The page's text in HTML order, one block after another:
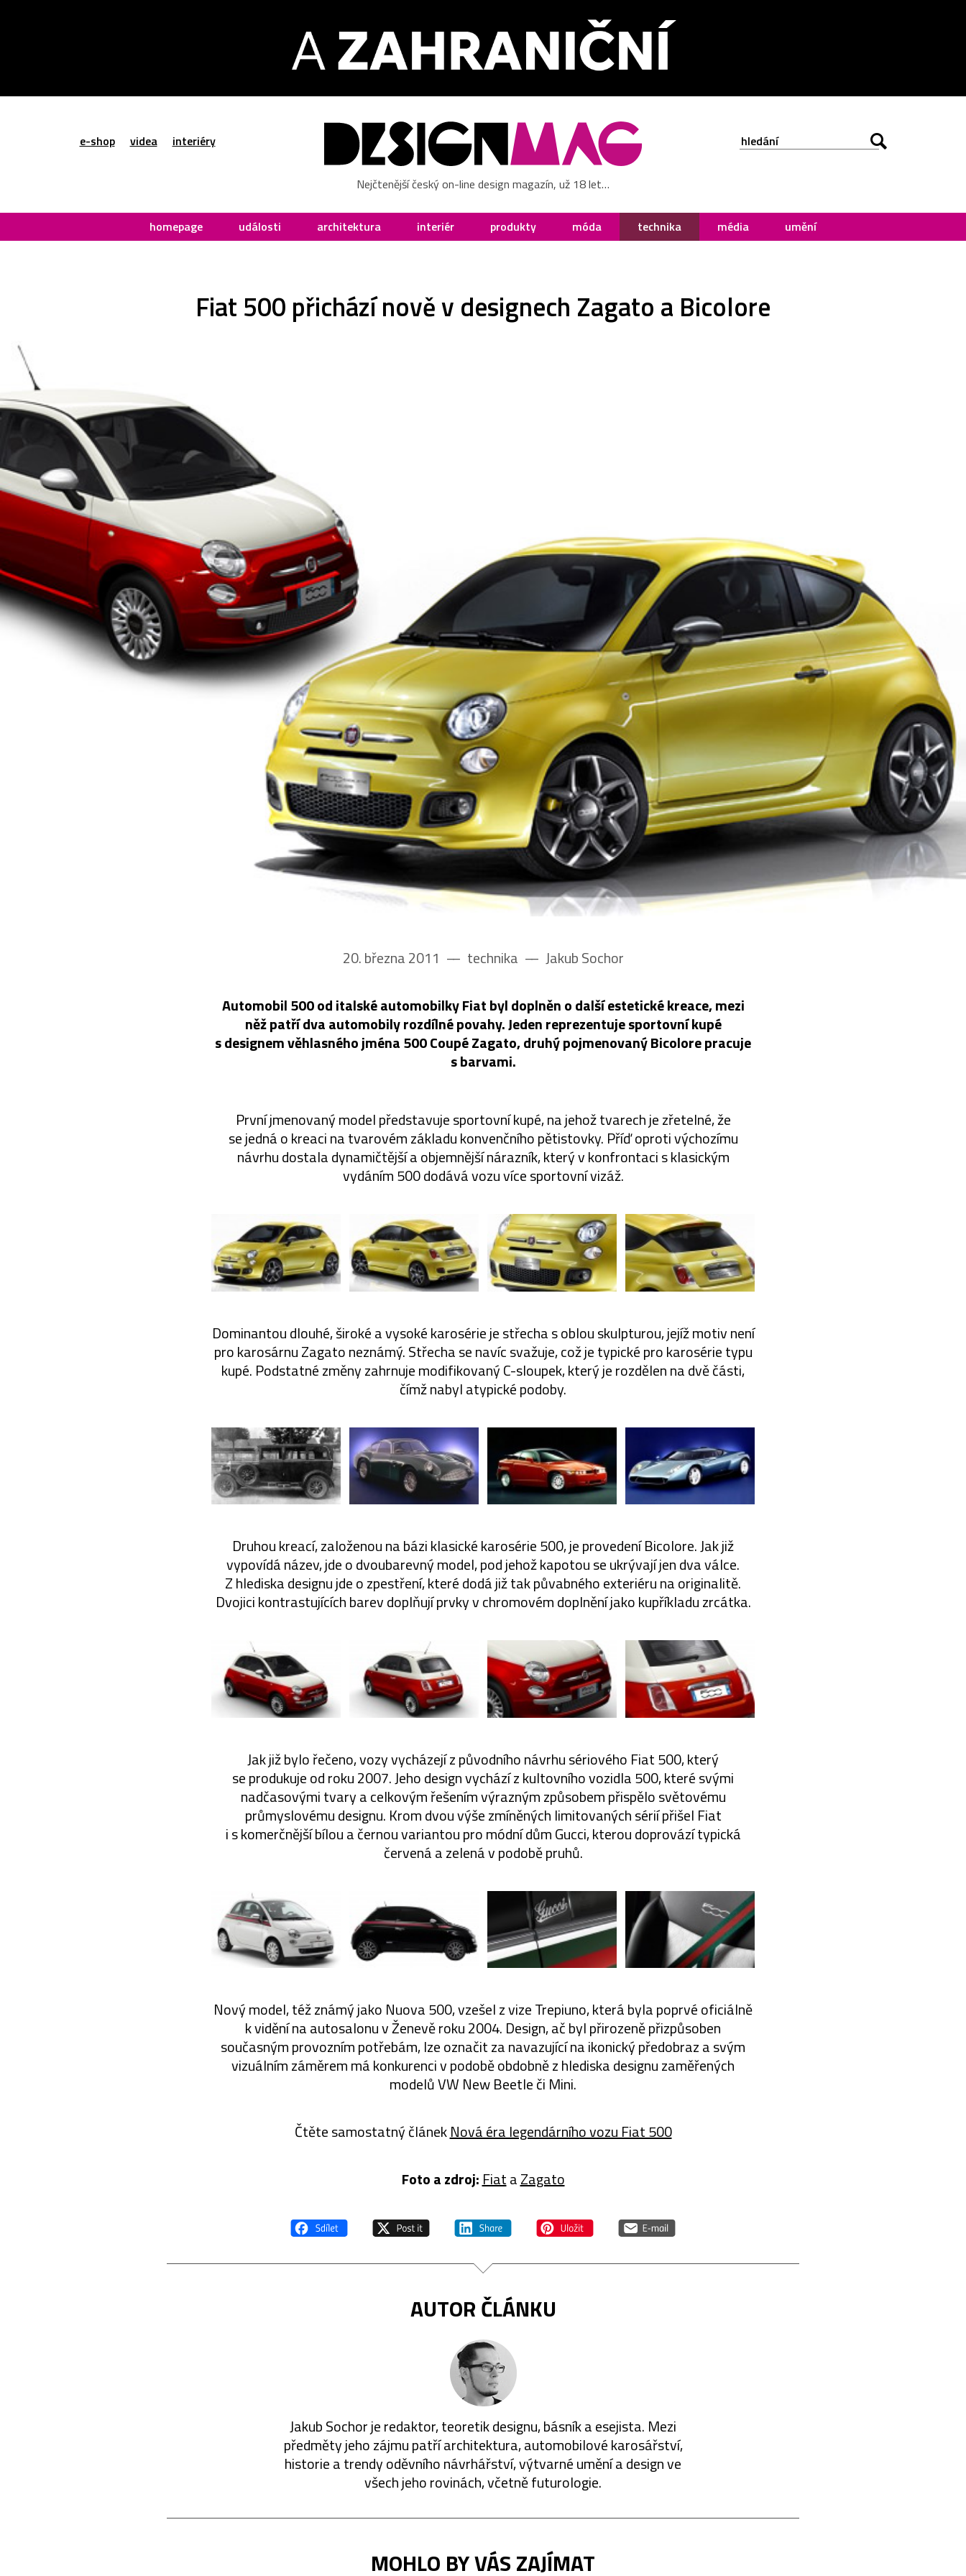
e-shop videa interiéry
Nejčtenější český on-line design magazín, už 18 let…
homepage události architektura interiér produkty móda technika média umění
Fiat 500 přichází nově v designech Zagato a Bicolore
20. března 2011 –– technika –– Jakub Sochor
Automobil 500 od italské automobilky Fiat byl doplněn o další estetické kreace, mezi
něž patří dva automobily rozdílné povahy. Jeden reprezentuje sportovní kupé
s designem věhlasného jména 500 Coupé Zagato, druhý pojmenovaný Bicolore pracuje
s barvami.
První jmenovaný model představuje sportovní kupé, na jehož tvarech je zřetelné, že
se jedná o kreaci na tvarovém základu konvenčního pětistovky. Příď oproti výchozímu
návrhu dostala dynamičtější a objemnější nárazník, který v konfrontaci s klasickým
vydáním 500 dodává vozu více sportovní vizáž.
Dominantou dlouhé, široké a vysoké karosérie je střecha s oblou skulpturou, jejíž motiv není
pro karosárnu Zagato neznámý. Střecha se navíc svažuje, což je typické pro karosérie typu
kupé. Podstatné změny zahrnuje modifikovaný C-sloupek, který je rozdělen na dvě části,
čímž nabyl atypické podoby.
Druhou kreací, založenou na bázi klasické karosérie 500, je provedení Bicolore. Jak již
vypovídá název, jde o dvoubarevný model, pod jehož kapotou se ukrývají jen dva válce.
Z hlediska designu jde o zpestření, které dodá již tak půvabného exteriéru na originalitě.
Dvojici kontrastujících barev doplňují prvky v chromovém doplnění jako kupříkladu zrcátka.
Jak již bylo řečeno, vozy vycházejí z původního návrhu sériového Fiat 500, který
se produkuje od roku 2007. Jeho design vychází z kultovního vozidla 500, které svými
nadčasovými tvary a celkovým řešením výrazným způsobem přispělo světovému
průmyslovému designu. Krom dvou výše zmíněných limitovaných sérií přišel Fiat
i s komerčnější bílou a černou variantou pro módní dům Gucci, kterou doprovází typická
červená a zelená v podobě pruhů.
Nový model, též známý jako Nuova 500, vzešel z vize Trepiuno, která byla poprvé oficiálně
k vidění na autosalonu v Ženevě roku 2004. Design, ač byl přirozeně přizpůsoben
současným provozním potřebám, lze označit za navazující na ikonický předobraz a svým
vizuálním záměrem má konkurenci v podobě obdobně z hlediska designu zaměřených
modelů VW New Beetle či Mini.
Čtěte samostatný článekNová éra legendárního vozu Fiat 500
Foto a zdroj: FiataZagato
AUTOR ČLÁNKU
Jakub Sochor je redaktor, teoretik designu, básník a esejista. Mezi
předměty jeho zájmu patří architektura, automobilové karosářství,
historie a trendy oděvního návrhářství, výtvarné umění a design ve
všech jeho rovinách, včetně futurologie.
MOHLO BY VÁS ZAJÍMAT